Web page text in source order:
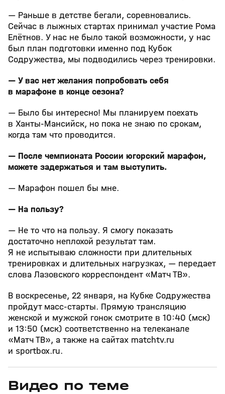
— Раньше в детстве бегали, соревновались.
Сейчас в лыжных стартах принимал участие Рома
Елётнов. У нас не было такой возможности, у нас
был план подготовки именно под Кубок
Содружества, мы подводились через тренировки.
— У вас нет желания попробовать себя
в марафоне в конце сезона?
— Было бы интересно! Мы планируем поехать
в Ханты‑Мансийск, но пока не знаю по срокам,
когда там что проводится.
— После чемпионата России югорский марафон,
можете задержаться и там выступить.
— Марафон пошел бы мне.
— На пользу?
— Не то что на пользу. Я смогу показать
достаточно неплохой результат там.
Я не испытываю сложности при длительных
тренировках и длительных нагрузках, — передает
слова Лазовского корреспондент «Матч ТВ».
В воскресенье, 22 января, на Кубке Содружества
пройдут масс‑старты. Прямую трансляцию
женской и мужской гонок смотрите в 10:40 (мск)
и 13:50 (мск) соответственно на телеканале
«Матч ТВ», а также на сайтах matchtv.ru
и sportbox.ru.
Видео по теме
15 апр, 13:09